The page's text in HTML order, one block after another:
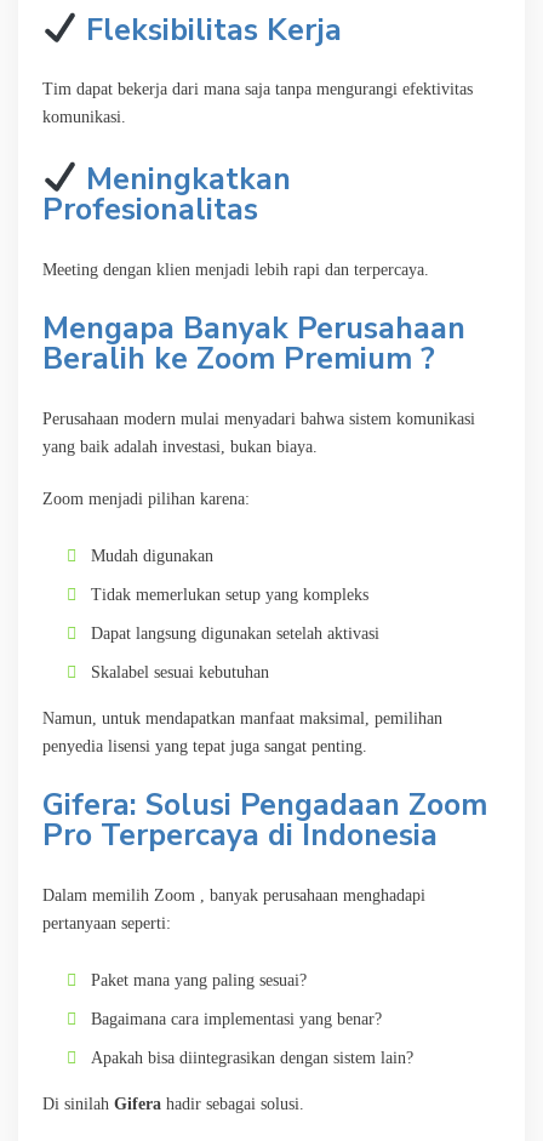
Fleksibilitas Kerja
Tim dapat bekerja dari mana saja tanpa mengurangi efektivitas
komunikasi.
Meningkatkan
Profesionalitas
Meeting dengan klien menjadi lebih rapi dan terpercaya.
Mengapa Banyak Perusahaan
Beralih ke Zoom Premium ?
Perusahaan modern mulai menyadari bahwa sistem komunikasi
yang baik adalah investasi, bukan biaya.
Zoom menjadi pilihan karena:
Mudah digunakan
Tidak memerlukan setup yang kompleks
Dapat langsung digunakan setelah aktivasi
Skalabel sesuai kebutuhan
Namun, untuk mendapatkan manfaat maksimal, pemilihan
penyedia lisensi yang tepat juga sangat penting.
Gifera: Solusi Pengadaan Zoom
Pro Terpercaya di Indonesia
Dalam memilih Zoom , banyak perusahaan menghadapi
pertanyaan seperti:
Paket mana yang paling sesuai?
Bagaimana cara implementasi yang benar?
Apakah bisa diintegrasikan dengan sistem lain?
Di sinilah Gifera hadir sebagai solusi.